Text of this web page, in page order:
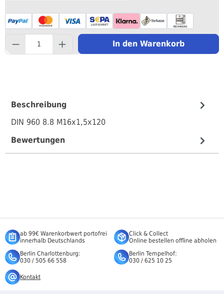
In den Warenkorb
Beschreibung
DIN 960 8.8 M16x1,5x120
Bewertungen
ab 99€ Warenkorbwert portofrei
innerhalb Deutschlands
Click & Collect
Online bestellen offline abholen
Berlin Charlottenburg:
030 / 505 66 558
Berlin Tempelhof:
030 / 625 10 25
Kontakt